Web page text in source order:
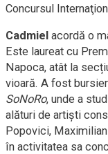
Concursul
Cadmiel acordă o
Este laureat cu
Napoca, atât la
vioară. A fost
SoNoRo, unde a
alături de artişti
Popovici,
în activitatea sa